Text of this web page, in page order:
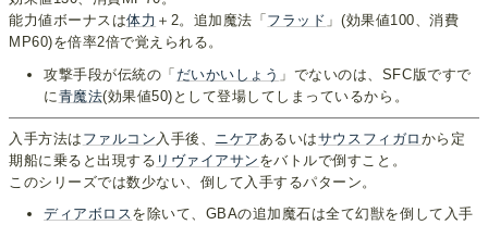
能力値ボーナスは体力 ＋2。追加魔法「 フラッド 」(効果値100、消費
MP60)を倍率2倍で覚えられる。
攻撃手段が伝統の「 だいかいしょう 」でないのは、SFC版ですで
に 青魔法(効果値50)として登場してしまっているから。
入手方法は ファルコン 入手後、 ニケア あるいはサウスフィガロ から定
期船に乗ると出現する リヴァイアサン をバトルで倒すこと。
このシリーズでは数少ない、倒して入手するパターン。
ディアボロス を除いて、GBAの追加魔石は全て幻獣を倒して入手